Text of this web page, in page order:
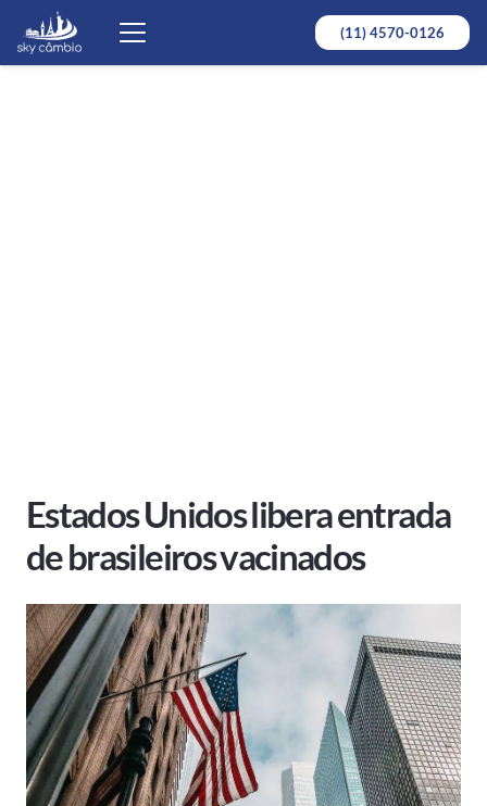
(11) 4570-0126
Estados Unidos libera entrada
de brasileiros vacinados